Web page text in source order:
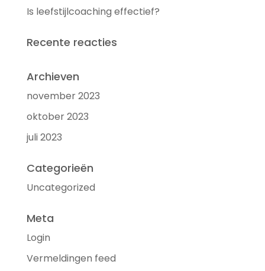
Is leefstijlcoaching effectief?
Recente reacties
Archieven
november 2023
oktober 2023
juli 2023
Categorieën
Uncategorized
Meta
Login
Vermeldingen feed